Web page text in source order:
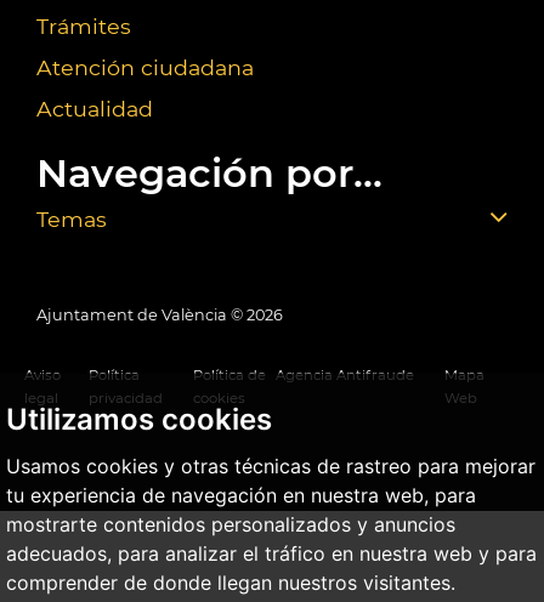
Utilizamos cookies
Usamos cookies y otras técnicas de rastreo para mejorar
tu experiencia de navegación en nuestra web, para
mostrarte contenidos personalizados y anuncios
adecuados, para analizar el tráfico en nuestra web y para
comprender de donde llegan nuestros visitantes.
Trámites
Atención ciudadana
Actualidad
Navegación por...
Temas
Ajuntament de València © 2026
Aviso
legal
Política
privacidad
Política de
cookies
Agencia Antifraude
Mapa
Web